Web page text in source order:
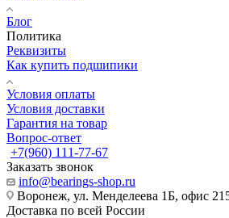
Блог
Политика
Реквизиты
Как купить подшипики
Условия оплаты
Условия доставки
Гарантия на товар
Вопрос-ответ
+7(960) 111-77-67
Заказать звонок
info@bearings-shop.ru
Воронеж, ул. Менделеева 1Б, офис
Доставка по всей России